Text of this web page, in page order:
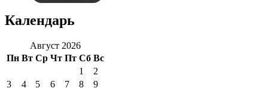
Календарь
Август 2026
Пн Вт Ср Чт Пт Сб Вс
1
2
3
4 5 6 7 8
9